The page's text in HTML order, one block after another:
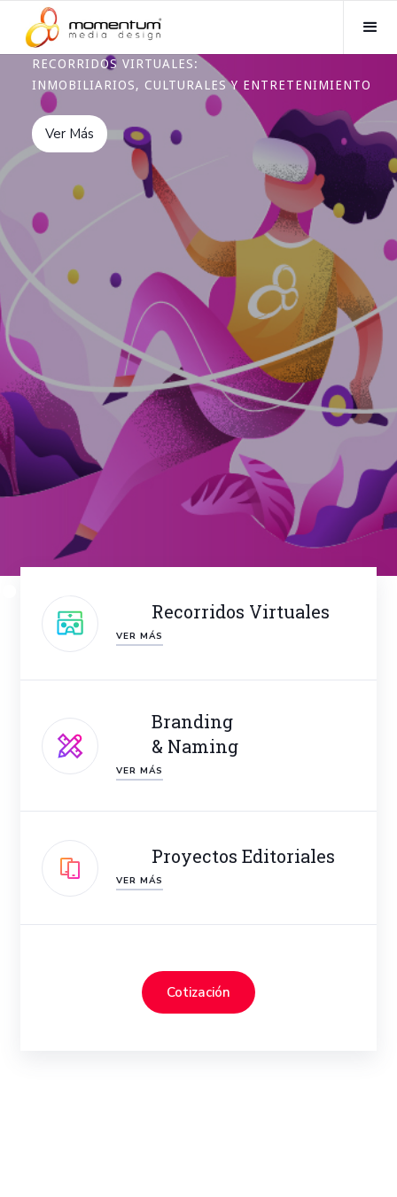
Desarrollamos Experiencias
de Realidad Virtual
RECORRIDOS VIRTUALES:
INMOBILIARIOS, CULTURALES Y ENTRETENIMIENTO
Ver Más
Recorridos Virtuales
VER MÁS
Branding
& Naming
VER MÁS
Proyectos Editoriales
VER MÁS
Cotización